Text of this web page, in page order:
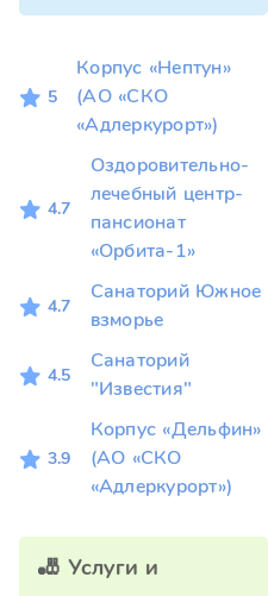
5
Корпус «Нептун»
(АО «СКО
«Адлеркурорт»)
4.7
Оздоровительно-
лечебный центр-
пансионат
«Орбита-1»
4.7
Санаторий Южное
взморье
4.5
Санаторий
"Известия"
3.9
Корпус «Дельфин»
(АО «СКО
«Адлеркурорт»)
🎳 Услуги и